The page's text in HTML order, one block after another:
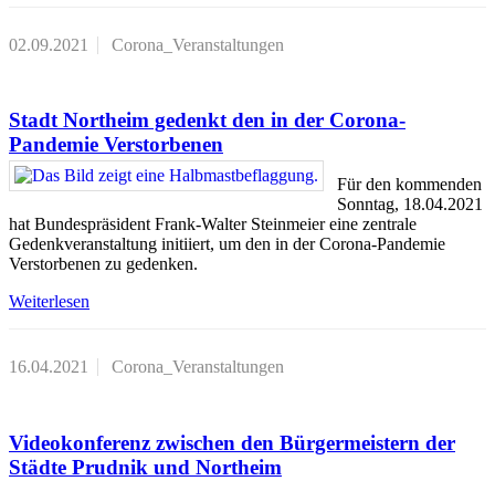
02.09.2021 Corona_Veranstaltungen
Stadt Northeim gedenkt den in der Corona-
Pandemie Verstorbenen
Für den kommenden
Sonntag, 18.04.2021
hat Bundespräsident Frank-Walter Steinmeier eine zentrale
Gedenkveranstaltung initiiert, um den in der Corona-Pandemie
Verstorbenen zu gedenken.
Weiterlesen
16.04.2021 Corona_Veranstaltungen
Videokonferenz zwischen den Bürgermeistern der
Städte Prudnik und Northeim